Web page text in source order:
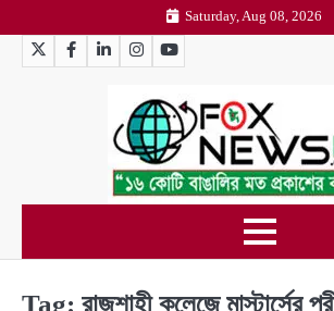
to
content
Saturday, Aug 08, 2026
TwitterFacebookLinkedInInstagramYouTube
Tag: রাজশাহী কলেজে মাস্টার্সের